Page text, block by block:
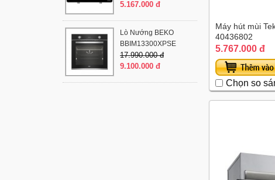
Máy hút mùi
40436802
5.767.000 đ
Chọn so
5.167.000 đ
Lò Nướng BEKO
BBIM13300XPSE
17.990.000 đ
9.100.000 đ